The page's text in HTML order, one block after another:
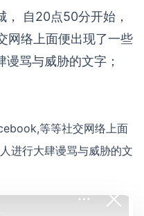
， 自20点50分开始，
络上面便出现了一些
骂与威胁的文字；
等等社交网络上面
进行大肆谩骂与威胁的文